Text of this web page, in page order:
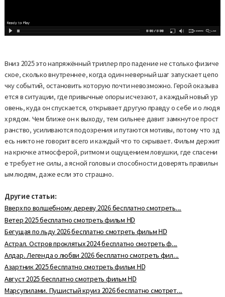
Вниз 2025 это напряжённый триллер про падение не столько физиче
ское, сколько внутреннее, когда один неверный шаг запускает цепо
чку событий, остановить которую почти невозможно. Герой оказыва
ется в ситуации, где привычные опоры исчезают, а каждый новый ур
овень, куда он спускается, открывает другую правду о себе и о людя
х рядом. Чем ближе он к выходу, тем сильнее давит замкнутое прост
ранство, усиливаются подозрения и путаются мотивы, потому что зд
есь никто не говорит всего и каждый что то скрывает. Фильм держит
на крючке атмосферой, ритмом и ощущением ловушки, где спасени
е требует не силы, а ясной головы и способности доверять правильн
ым людям, даже если это страшно.
Другие статьи:
Вверх по волшебному дереву 2026 бесплатно смотреть...
Ветер 2025 бесплатно смотреть фильм HD
Бегущая по льду 2026 бесплатно смотреть фильм HD
Астрал. Остров проклятых 2024 бесплатно смотреть ф...
Алдар. Легенда о любви 2026 бесплатно смотреть фил...
Азартник 2025 бесплатно смотреть фильм HD
Август 2025 бесплатно смотреть фильм HD
Марсупилами. Пушистый круиз 2026 бесплатно смотрет...